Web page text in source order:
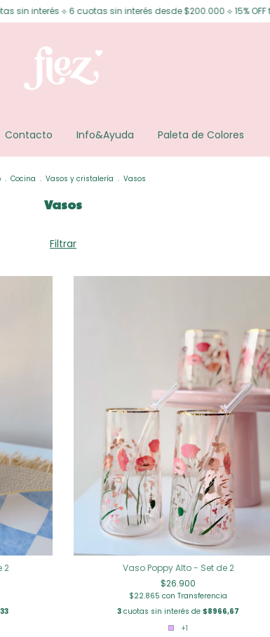
6 cuotas sin interés desde $200.000 ⟡ 15% OFF transferencia
Contacto Info&Ayuda Paleta de Colores
. Cocina . Vasos y cristalería . Vasos
Vasos
Filtrar
2
Vaso Poppy Alto - Set de 2
$26.900
$22.865con Transferencia
3 cuotas sin interés de$8966,67
+1